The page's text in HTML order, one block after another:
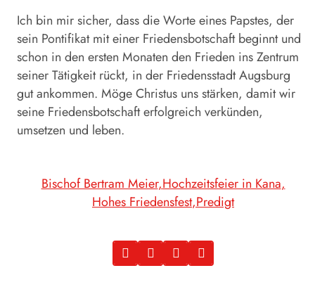
Ich bin mir sicher, dass die Worte eines Papstes, der
sein Pontifikat mit einer Friedensbotschaft beginnt und
schon in den ersten Monaten den Frieden ins Zentrum
seiner Tätigkeit rückt, in der Friedensstadt Augsburg
gut ankommen. Möge Christus uns stärken, damit wir
seine Friedensbotschaft erfolgreich verkünden,
umsetzen und leben.
Bischof Bertram Meier Hochzeitsfeier in Kana
Hohes Friedensfest Predigt